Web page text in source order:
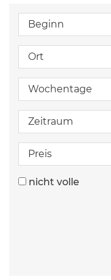
Beginn
Ort
Wochentage
Zeitraum
Preis
nicht volle